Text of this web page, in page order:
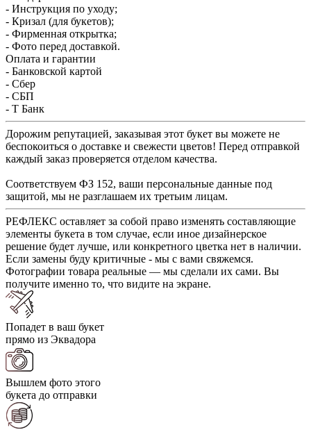
- Инструкция по уходу;
- Кризал (для букетов);
- Фирменная открытка;
- Фото перед доставкой.
Оплата и гарантии
- Банковской картой
- Сбер
- СБП
- Т Банк
Дорожим репутацией, заказывая этот букет вы можете не
беспокоиться о доставке и свежести цветов! Перед отправкой
каждый заказ проверяется отделом качества.
Соответствуем ФЗ 152, ваши персональные данные под
защитой, мы не разглашаем их третьим лицам.
РЕФЛЕКС оставляет за собой право изменять составляющие
элементы букета в том случае, если иное дизайнерское
решение будет лучше, или конкретного цветка нет в наличии.
Если замены буду критичные - мы с вами свяжемся.
Фотографии товара реальные — мы сделали их сами. Вы
получите именно то, что видите на экране.
Попадет в ваш букет
прямо из Эквадора
Вышлем фото этого
букета до отправки